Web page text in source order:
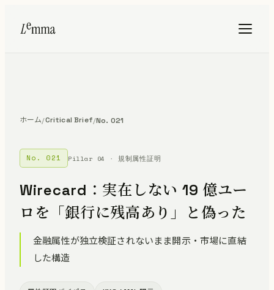
ホーム/Critical Brief/No. 021
No. 021 Pillar 04 · 規制属性証明
Wirecard：実在しない 19 億ユー
ロを「銀行に残高あり」と偽った
金融属性が独立検証されないまま開示・市場に直結
した構造